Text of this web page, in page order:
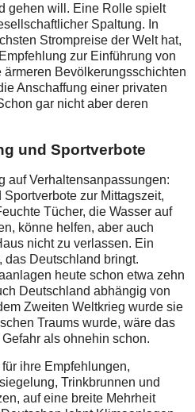
gehen will. Eine Rolle spielt
Spaltung. In
Strompreise der Welt hat,
zur Einführung von
Bevölkerungsschichten
Anschaffung einer privaten
gar nicht aber deren
und Sportverbote
auf Verhaltensanpassungen:
zur Mittagszeit,
Tücher, die Wasser auf
könne helfen, aber auch
nicht zu verlassen. Ein
das Deutschland bringt.
heute schon etwa zehn
Deutschland abhängig von
Zweiten Weltkrieg wurde sie
Traums wurde, wäre das
als ohnehin schon.
ihre Empfehlungen,
Trinkbrunnen und
auf eine breite Mehrheit